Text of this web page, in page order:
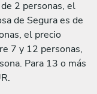
2 personas, el
de Segura es de
el precio
7 y 12 personas,
Para 13 o más